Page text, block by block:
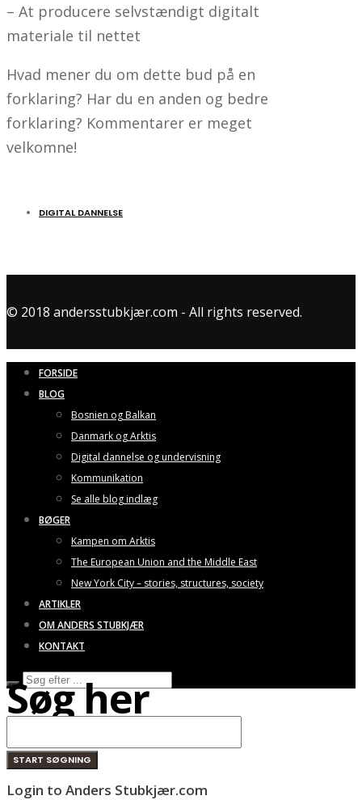
– At producere selvstændigt digitalt
materiale til nettet
Hvad mener du om dette bud på en
forklaring? Har du en anden og bedre
forklaring? Kommentarer er meget
velkomne!
DIGITAL DANNELSE
© 2018 andersstubkjær.com - All rights reserved.
FORSIDE
BLOG
Bosnien og Balkan
Danmark og Arktis
Digital dannelse og undervisning
Kommunikation
Se alle blog indlæg
BØGER
Kampen om Arktis
The European Union and the Middle East
New York City – stories, structures, society
ARTIKLER
OM ANDERS STUBKJÆR
KONTAKT
Søg her
Login to Anders Stubkjær.com